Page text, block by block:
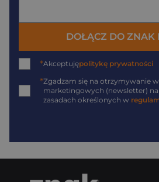
DOŁĄCZ DO ZNAK
*Akceptujępolitykę prywatności
*Zgadzam się na otrzymywanie
marketingowych (newsletter)
zasadach określonych w